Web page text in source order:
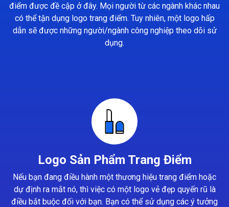
điểm được đề cập ở đây. Mọi người từ các ngành khác nhau
có thể tận dụng logo trang điểm. Tuy nhiên, một logo hấp
dẫn sẽ được những người/ngành công nghiệp theo dõi sử
dụng.
Logo Sản Phẩm Trang Điểm
Nếu bạn đang điều hành một thương hiệu trang điểm hoặc
dự định ra mắt nó, thì việc có một logo vẻ đẹp quyến rũ là
điều bắt buộc đối với bạn. Bạn có thể sử dụng các ý tưởng